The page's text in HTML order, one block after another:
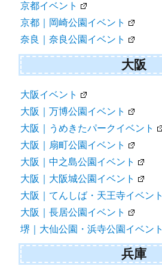
京都イベント
京都｜岡崎公園イベント
奈良｜奈良公園イベント
大阪
大阪イベント
大阪｜万博公園イベント
大阪｜うめきたパークイベント
大阪｜扇町公園イベント
大阪｜中之島公園イベント
大阪｜大阪城公園イベント
大阪｜てんしば・天王寺イベント
大阪｜長居公園イベント
堺｜大仙公園・浜寺公園イベント
兵庫